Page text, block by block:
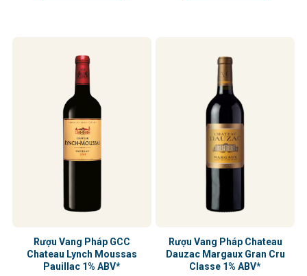
Rượu Vang Pháp GCC
Chateau Lynch Moussas
Pauillac 1% ABV*
Rượu Vang Pháp Chateau
Dauzac Margaux Gran Cru
Classe 1% ABV*